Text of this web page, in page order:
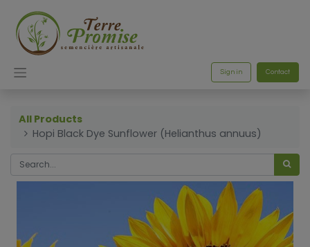
Sign in Contact
All Products
Hopi Black Dye Sunflower (Helianthus annuus)